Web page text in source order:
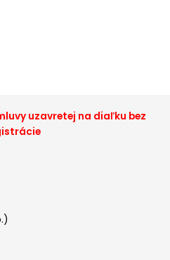
uzavretej na diaľku bez